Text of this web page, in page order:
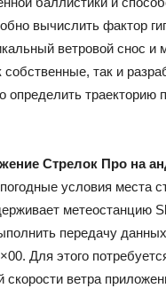
вычислить фактор
ветровой снос и
собственные, так и
определить траекторию
Стрелок Про на
условия места
метеостанцию
передачу
Для этого
скорости ветра